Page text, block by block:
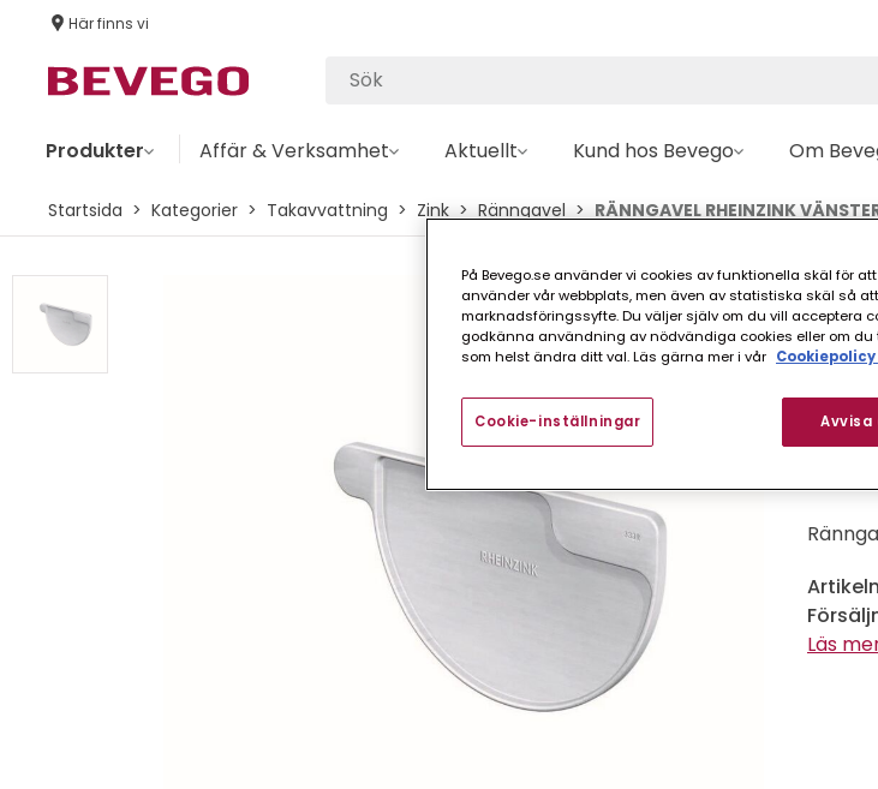
Här finns vi
Produkter Affär & Verksamhet Aktuellt Kund hos Bevego Om
Startsida Kategorier Takavvattning Zink Ränngavel RÄNNGAVEL RHEINZINK
MM
Läs
På Bevego.se använder vi cookies av funktionella skäl för
använder vår webbplats, men även av statistiska skäl så
marknadsföringssyfte. Du väljer själv om du vill acceptera
godkänna användning av nödvändiga cookies eller om du
som helst ändra ditt val. Läs gärna mer i vår Cookiepolicy
Avvisa
Cookie-inställningar